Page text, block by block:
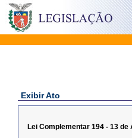
Exibir Ato
Lei Complementar 194 - 13 de